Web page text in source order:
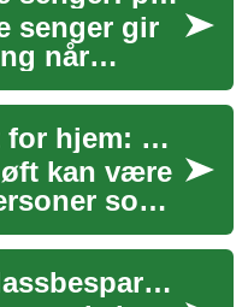
senger gir
når
og
dag
Mobilt trappeløft for hjem: praktisk oversikt
kan være
som
mobilitet i
artikkelen
Folding Beds: Plassbesparende senger for små leiligheter